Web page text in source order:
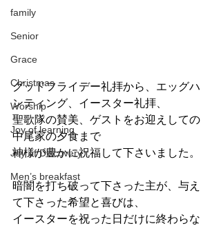
family
Senior
Grace
Christmas
Worship
Joy of learning
Joy of Discovery
Men’s breakfast
グッドフライデー礼拝から、エッグハ
ンティング、イースター礼拝、
聖歌隊の賛美、ゲストをお迎えしての
中尾家の夕食まで
神様が豊かに祝福して下さいました。
暗闇を打ち破って下さった主が、与え
て下さった希望と喜びは、
イースターを祝った日だけに終わらな